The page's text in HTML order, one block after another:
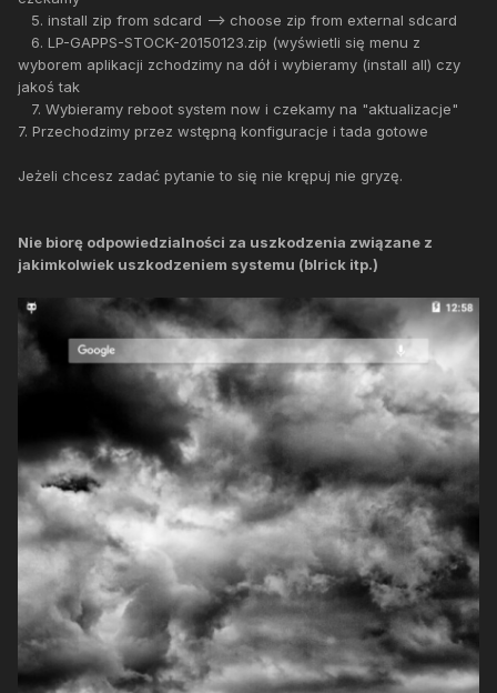
5. install zip from sdcard --> choose zip from external sdcard
6. LP-GAPPS-STOCK-20150123.zip (wyświetli się menu z
wyborem aplikacji zchodzimy na dół i wybieramy (install all) czy
jakoś tak
7. Wybieramy reboot system now i czekamy na "aktualizacje"
7. Przechodzimy przez wstępną konfiguracje i tada gotowe
Jeżeli chcesz zadać pytanie to się nie krępuj nie gryzę.
Nie biorę odpowiedzialności za uszkodzenia związane z
jakimkolwiek uszkodzeniem systemu (blrick itp.)